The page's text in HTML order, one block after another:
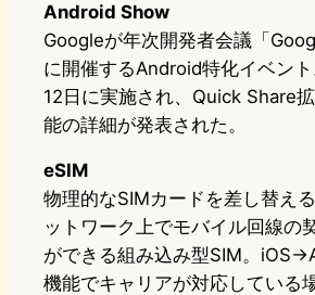
Android Show
Googleが年次開発者会議「
に開催するAndroid特化イベン
12日に実施され、Quick Share
能の詳細が発表された。
eSIM
物理的なSIMカードを差し替え
ットワーク上でモバイル回線の
ができる組み込み型SIM。
機能でキャリアが対応している